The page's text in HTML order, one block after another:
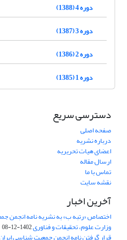
دوره 4 (1388)
دوره 3 (1387)
دوره 2 (1386)
دوره 1 (1385)
دسترسی سریع
صفحه اصلی
درباره نشریه
اعضای هیات تحریریه
ارسال مقاله
تماس با ما
نقشه سایت
آخرین اخبار
اختصاص «رتبه ب» به نشریه نامه انجمن
وزارت علوم، تحقیقات و فناوری1402-12-08
قرار گرفتن نامه انجمن جمعیت شناسی